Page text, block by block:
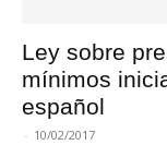
Ley sobre
mínimos
español
- 10/02/2017